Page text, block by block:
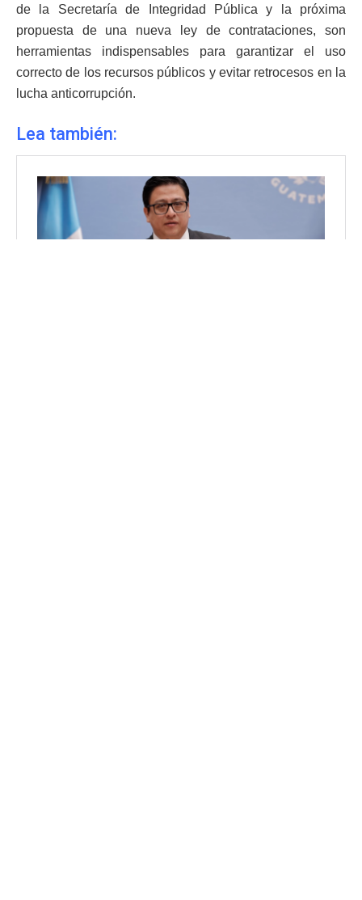
de la Secretaría de Integridad Pública y la próxima
propuesta de una nueva ley de contrataciones, son
herramientas indispensables para garantizar el uso
correcto de los recursos públicos y evitar retrocesos en la
lucha anticorrupción.
Lea también: